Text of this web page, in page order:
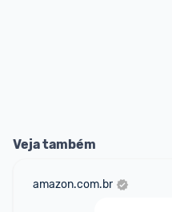
Veja também
amazon.com.br